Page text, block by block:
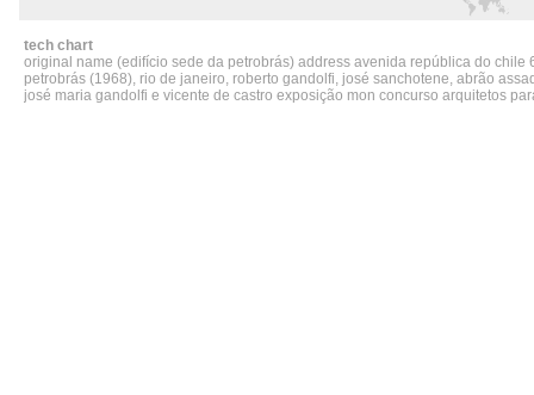
tech chart
original name (edifício sede da petrobrás) address avenida república do chile
petrobrás (1968), rio de janeiro, roberto gandolfi, josé sanchotene, abrão
josé maria gandolfi e vicente de castro exposição mon concurso arquitetos